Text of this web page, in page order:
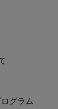
グラム